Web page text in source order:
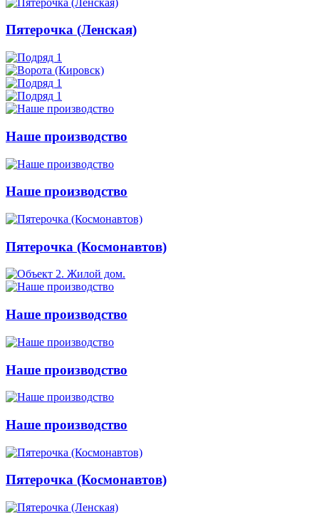
Пятерочка (Ленская)
Наше производство
Наше производство
Пятерочка (Космонавтов)
Наше производство
Наше производство
Наше производство
Пятерочка (Космонавтов)